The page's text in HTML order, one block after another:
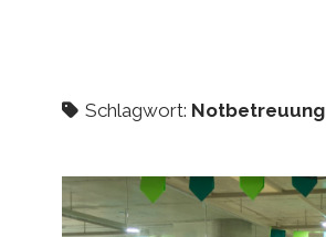
Schlagwort: Notbetreuung